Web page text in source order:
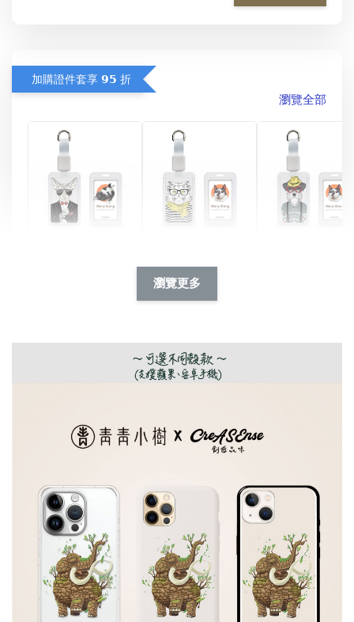
加購證件套享 𝟵𝟱 折
瀏覽全部
+
件套(附伸縮卡扣)
CSAA05
NT$ 214
NT$ 225
-
瀏覽更多
瀏覽更多